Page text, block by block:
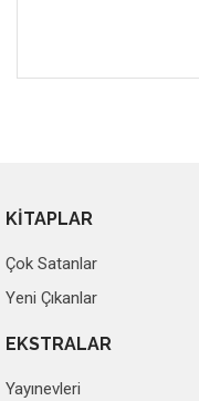
KİTAPLAR
Çok Satanlar
Yeni Çıkanlar
EKSTRALAR
Yayınevleri